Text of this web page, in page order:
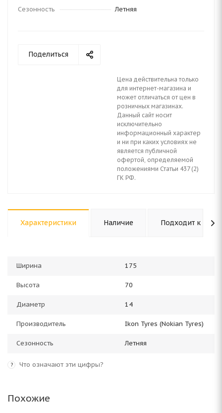
Сезонность
Летняя
Поделиться
Цена действительна только
для интернет-магазина и
может отличаться от цен в
розничных магазинах.
Данный сайт носит
исключительно
информационный характер
и ни при каких условиях не
является публичной
офертой, определяемой
положениями Статьи 437 (2)
ГК РФ.
Характеристики Наличие Подходит к авто
Ширина 175
Высота 70
Диаметр 14
Производитель Ikon Tyres (Nokian Tyres)
Сезонность Летняя
? Что означают эти цифры?
Похожие